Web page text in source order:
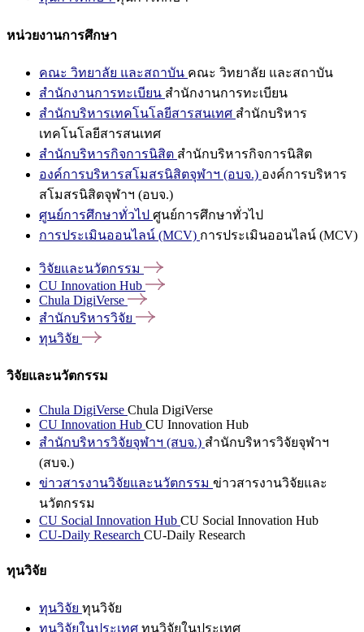
หน่วยงานการศึกษา
คณะ วิทยาลัย และสถาบัน คณะ วิทยาลัย และสถาบัน
สำนักงานการทะเบียน สำนักงานการทะเบียน
สำนักบริหารเทคโนโลยีสารสนเทศ สำนักบริหาร
เทคโนโลยีสารสนเทศ
สำนักบริหารกิจการนิสิต สำนักบริหารกิจการนิสิต
องค์การบริหารสโมสรนิสิตจุฬาฯ (อบจ.) องค์การบริหาร
สโมสรนิสิตจุฬาฯ (อบจ.)
ศูนย์การศึกษาทั่วไป ศูนย์การศึกษาทั่วไป
การประเมินออนไลน์ (MCV) การประเมินออนไลน์ (MCV)
วิจัยและนวัตกรรม
CU Innovation Hub
Chula DigiVerse
สำนักบริหารวิจัย
ทุนวิจัย
วิจัยและนวัตกรรม
Chula DigiVerse Chula DigiVerse
CU Innovation Hub CU Innovation Hub
สำนักบริหารวิจัยจุฬาฯ (สบจ.) สำนักบริหารวิจัยจุฬาฯ
(สบจ.)
ข่าวสารงานวิจัยและนวัตกรรม ข่าวสารงานวิจัยและ
นวัตกรรม
CU Social Innovation Hub CU Social Innovation Hub
CU-Daily Research CU-Daily Research
ทุนวิจัย
ทุนวิจัย ทุนวิจัย
ทุนวิจัยในประเทศ ทุนวิจัยในประเทศ